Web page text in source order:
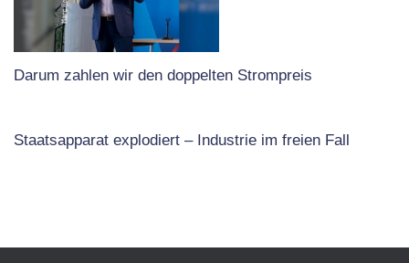
Darum zahlen wir den doppelten Strompreis
Staatsapparat explodiert – Industrie im freien Fall